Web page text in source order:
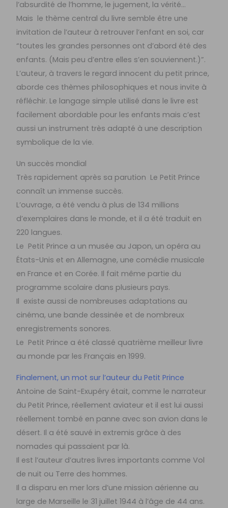
l’absurdité de l’homme, le jugement, la vérité…
Mais le thème central du livre semble être une
invitation de l’auteur à retrouver l’enfant en soi, car
“toutes les grandes personnes ont d’abord été des
enfants. (Mais peu d’entre elles s’en souviennent.)”.
L’auteur, à travers le regard innocent du petit prince,
aborde ces thèmes philosophiques et nous invite à
réfléchir. Le langage simple utilisé dans le livre est
facilement abordable pour les enfants mais c’est
aussi un instrument très adapté à une description
symbolique de la vie.
Un succès mondial
Très rapidement après sa parution Le Petit Prince
connaît un immense succès.
L’ouvrage, a été vendu à plus de 134 millions
d’exemplaires dans le monde, et il a été traduit en
220 langues.
Le Petit Prince a un musée au Japon, un opéra au
États-Unis et en Allemagne, une comédie musicale
en France et en Corée. Il fait même partie du
programme scolaire dans plusieurs pays.
Il existe aussi de nombreuses adaptations au
cinéma, une bande dessinée et de nombreux
enregistrements sonores.
Le Petit Prince a été classé quatrième meilleur livre
au monde par les Français en 1999.
Finalement, un mot sur l’auteur du Petit Prince
Antoine de Saint-Exupéry était, comme le narrateur
du Petit Prince, réellement aviateur et il est lui aussi
réellement tombé en panne avec son avion dans le
désert. Il a été sauvé in extremis grâce à des
nomades qui passaient par là.
Il est l’auteur d’autres livres importants comme Vol
de nuit ou Terre des hommes.
Il a disparu en mer lors d’une mission aérienne au
large de Marseille le 31 juillet 1944 à l’âge de 44 ans.